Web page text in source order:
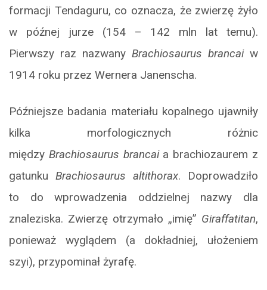
formacji Tendaguru, co oznacza, że zwierzę żyło
w późnej jurze (154 – 142 mln lat temu).
Pierwszy raz nazwany Brachiosaurus brancai w
1914 roku przez Wernera Janenscha.
Późniejsze badania materiału kopalnego ujawniły
kilka morfologicznych różnic
między Brachiosaurus brancai a brachiozaurem z
gatunku Brachiosaurus altithorax. Doprowadziło
to do wprowadzenia oddzielnej nazwy dla
znaleziska. Zwierzę otrzymało „imię” Giraffatitan,
ponieważ wyglądem (a dokładniej, ułożeniem
szyi), przypominał żyrafę.